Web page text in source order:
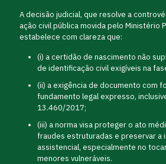
A decisão judicial, que resolve a
ação civil pública movida pelo Ministério
estabelece com clareza que:
(i) a certidão de nascimento não
de identificação civil exigíveis na
(ii) a exigência de documento com
fundamento legal expresso,
13.460/2017;
(iii) a norma visa proteger o ato
fraudes estruturadas e preservar a
assistencial, especialmente no
menores vulneráveis.